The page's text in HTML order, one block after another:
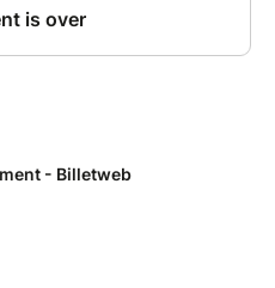
ambiance chaleureuse
chaudes,